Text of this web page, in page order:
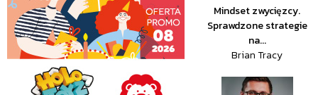
Mindset zwycięzcy.
Sprawdzone strategie
na...
Brian Tracy